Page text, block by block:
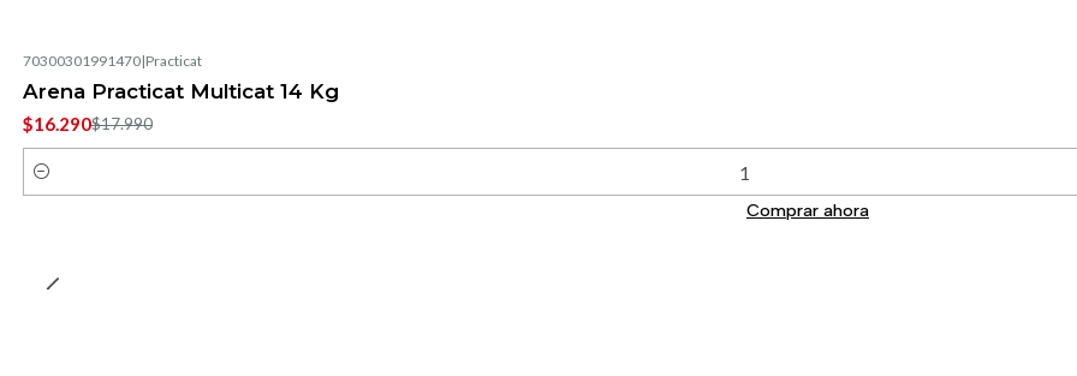
70300301991470|Practicat
Arena Practicat Multicat 14 Kg
$16.290$17.990
Cantidad
Comprar ahora